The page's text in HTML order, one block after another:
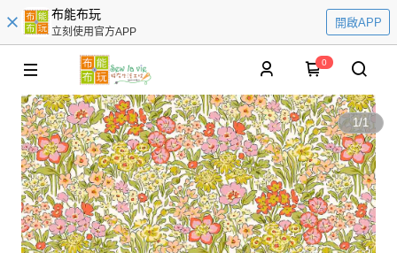
布能布玩
立刻使用官方APP
開啟APP
0
1/1